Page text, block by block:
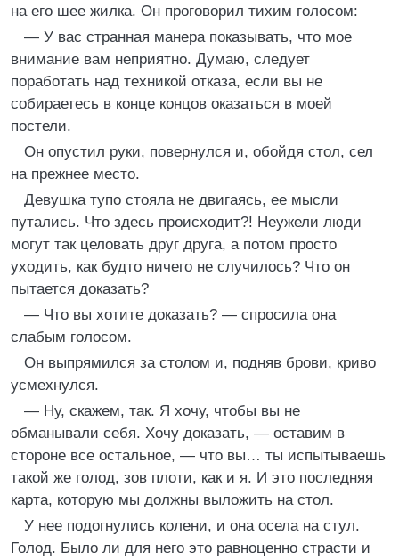
на его шее жилка. Он проговорил тихим голосом:
— У вас странная манера показывать, что мое
внимание вам неприятно. Думаю, следует
поработать над техникой отказа, если вы не
собираетесь в конце концов оказаться в моей
постели.
Он опустил руки, повернулся и, обойдя стол, сел
на прежнее место.
Девушка тупо стояла не двигаясь, ее мысли
путались. Что здесь происходит?! Неужели люди
могут так целовать друг друга, а потом просто
уходить, как будто ничего не случилось? Что он
пытается доказать?
— Что вы хотите доказать? — спросила она
слабым голосом.
Он выпрямился за столом и, подняв брови, криво
усмехнулся.
— Ну, скажем, так. Я хочу, чтобы вы не
обманывали себя. Хочу доказать, — оставим в
стороне все остальное, — что вы… ты испытываешь
такой же голод, зов плоти, как и я. И это последняя
карта, которую мы должны выложить на стол.
У нее подогнулись колени, и она осела на стул.
Голод. Было ли для него это равноценно страсти и